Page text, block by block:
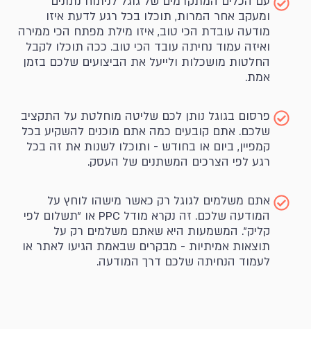
ומעקב אחר המרות, תוכלו בכל רגע לדעת איזו
מודעה עובדת הכי טוב, איזו מילת מפתח הכי ממירה
ואיזה עמוד נחיתה עובד הכי טוב. ככה תוכלו לקבל
החלטות מושכלות ולייעל את הביצועים שלכם בזמן
אמת.
פרסום בגוגל נותן לכם שליטה מוחלטת על התקציב
שלכם. אתם קובעים כמה אתם מוכנים להשקיע בכל
קמפיין, ביום או בחודש - ותוכלו לשנות את זה בכל
רגע לפי הצרכים המשתנים של העסק.
אתם משלמים לגוגל רק כאשר מישהו לוחץ על
המודעה שלכם. זה נקרא מודל PPC או "תשלום לפי
קליק". המשמעות היא שאתם משלמים רק על
תוצאות אמיתיות - מבקרים שבאמת הגיעו לאתר או
לעמוד הנחיתה שלכם דרך המודעה.